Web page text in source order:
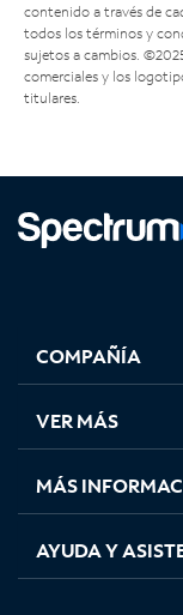
contenido a través de
todos los términos y
sujetos a cambios.
comerciales y los
titulares.
abre
en
pestaña
nueva
abre
en
pestaña
nueva
abre
en
pestaña
nueva
en
COMPAÑÍA
VER MÁS
MÁS
AYUDA Y